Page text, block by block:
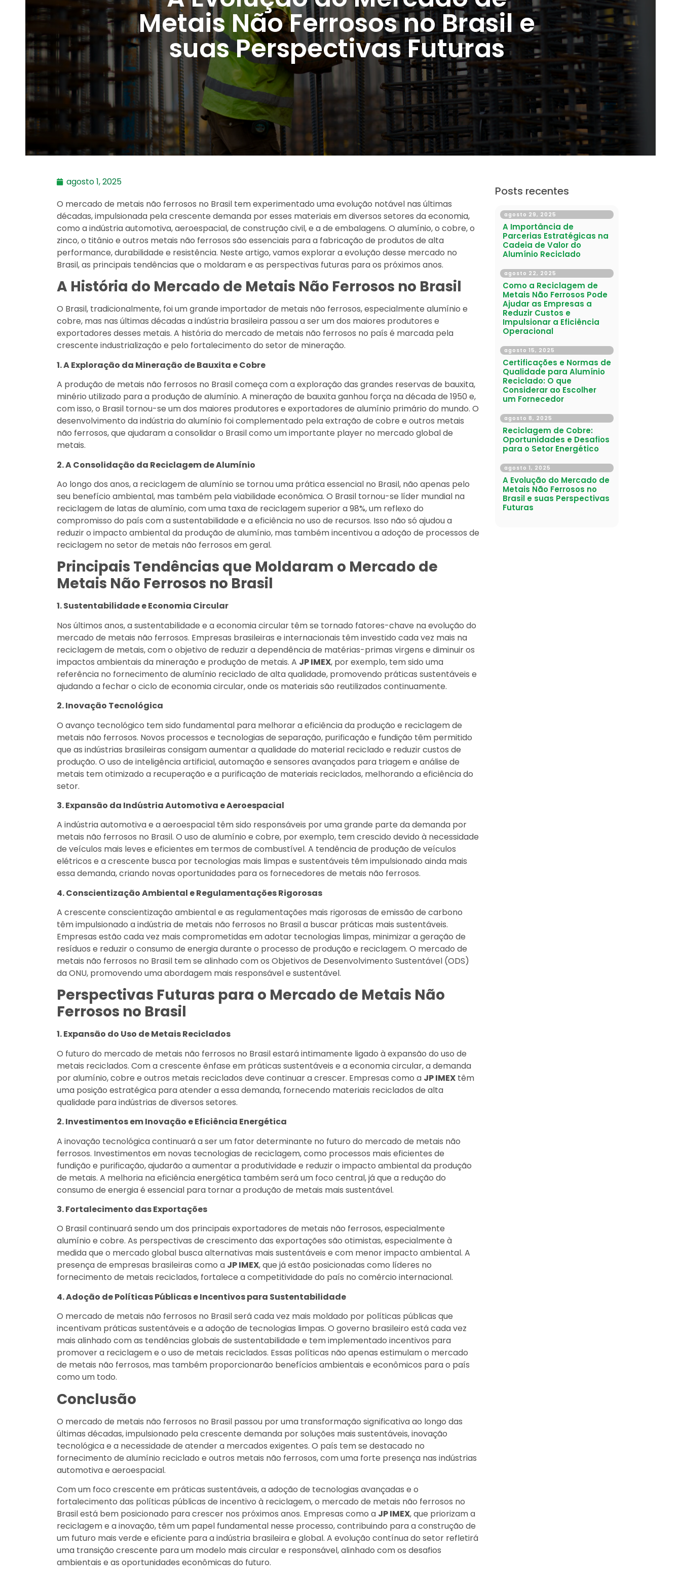
Metais Não Ferrosos no Brasil e
suas Perspectivas Futuras
agosto 1, 2025
O mercado de metais não ferrosos no Brasil tem experimentado uma evolução notável nas últimas
décadas, impulsionada pela crescente demanda por esses materiais em diversos setores da economia,
como a indústria automotiva, aeroespacial, de construção civil, e a de embalagens. O alumínio, o cobre, o
zinco, o titânio e outros metais não ferrosos são essenciais para a fabricação de produtos de alta
performance, durabilidade e resistência. Neste artigo, vamos explorar a evolução desse mercado no
Brasil, as principais tendências que o moldaram e as perspectivas futuras para os próximos anos.
A História do Mercado de Metais Não Ferrosos no Brasil
O Brasil, tradicionalmente, foi um grande importador de metais não ferrosos, especialmente alumínio e
cobre, mas nas últimas décadas a indústria brasileira passou a ser um dos maiores produtores e
exportadores desses metais. A história do mercado de metais não ferrosos no país é marcada pela
crescente industrialização e pelo fortalecimento do setor de mineração.
1. A Exploração da Mineração de Bauxita e Cobre
A produção de metais não ferrosos no Brasil começa com a exploração das grandes reservas de bauxita,
minério utilizado para a produção de alumínio. A mineração de bauxita ganhou força na década de 1950 e,
com isso, o Brasil tornou-se um dos maiores produtores e exportadores de alumínio primário do mundo. O
desenvolvimento da indústria do alumínio foi complementado pela extração de cobre e outros metais
não ferrosos, que ajudaram a consolidar o Brasil como um importante player no mercado global de
metais.
2. A Consolidação da Reciclagem de Alumínio
Ao longo dos anos, a reciclagem de alumínio se tornou uma prática essencial no Brasil, não apenas pelo
seu benefício ambiental, mas também pela viabilidade econômica. O Brasil tornou-se líder mundial na
reciclagem de latas de alumínio, com uma taxa de reciclagem superior a 98%, um reflexo do
compromisso do país com a sustentabilidade e a eficiência no uso de recursos. Isso não só ajudou a
reduzir o impacto ambiental da produção de alumínio, mas também incentivou a adoção de processos de
reciclagem no setor de metais não ferrosos em geral.
Principais Tendências que Moldaram o Mercado de
Metais Não Ferrosos no Brasil
1. Sustentabilidade e Economia Circular
Nos últimos anos, a sustentabilidade e a economia circular têm se tornado fatores-chave na evolução do
mercado de metais não ferrosos. Empresas brasileiras e internacionais têm investido cada vez mais na
reciclagem de metais, com o objetivo de reduzir a dependência de matérias-primas virgens e diminuir os
impactos ambientais da mineração e produção de metais. A JP IMEX, por exemplo, tem sido uma
referência no fornecimento de alumínio reciclado de alta qualidade, promovendo práticas sustentáveis e
ajudando a fechar o ciclo de economia circular, onde os materiais são reutilizados continuamente.
2. Inovação Tecnológica
O avanço tecnológico tem sido fundamental para melhorar a eficiência da produção e reciclagem de
metais não ferrosos. Novos processos e tecnologias de separação, purificação e fundição têm permitido
que as indústrias brasileiras consigam aumentar a qualidade do material reciclado e reduzir custos de
produção. O uso de inteligência artificial, automação e sensores avançados para triagem e análise de
metais tem otimizado a recuperação e a purificação de materiais reciclados, melhorando a eficiência do
setor.
3. Expansão da Indústria Automotiva e Aeroespacial
A indústria automotiva e a aeroespacial têm sido responsáveis por uma grande parte da demanda por
metais não ferrosos no Brasil. O uso de alumínio e cobre, por exemplo, tem crescido devido à necessidade
de veículos mais leves e eficientes em termos de combustível. A tendência de produção de veículos
elétricos e a crescente busca por tecnologias mais limpas e sustentáveis têm impulsionado ainda mais
essa demanda, criando novas oportunidades para os fornecedores de metais não ferrosos.
4. Conscientização Ambiental e Regulamentações Rigorosas
A crescente conscientização ambiental e as regulamentações mais rigorosas de emissão de carbono
têm impulsionado a indústria de metais não ferrosos no Brasil a buscar práticas mais sustentáveis.
Empresas estão cada vez mais comprometidas em adotar tecnologias limpas, minimizar a geração de
resíduos e reduzir o consumo de energia durante o processo de produção e reciclagem. O mercado de
metais não ferrosos no Brasil tem se alinhado com os Objetivos de Desenvolvimento Sustentável (ODS)
da ONU, promovendo uma abordagem mais responsável e sustentável.
Perspectivas Futuras para o Mercado de Metais Não
Ferrosos no Brasil
1. Expansão do Uso de Metais Reciclados
O futuro do mercado de metais não ferrosos no Brasil estará intimamente ligado à expansão do uso de
metais reciclados. Com a crescente ênfase em práticas sustentáveis e a economia circular, a demanda
por alumínio, cobre e outros metais reciclados deve continuar a crescer. Empresas como a JP IMEX têm
uma posição estratégica para atender a essa demanda, fornecendo materiais reciclados de alta
qualidade para indústrias de diversos setores.
2. Investimentos em Inovação e Eficiência Energética
A inovação tecnológica continuará a ser um fator determinante no futuro do mercado de metais não
ferrosos. Investimentos em novas tecnologias de reciclagem, como processos mais eficientes de
fundição e purificação, ajudarão a aumentar a produtividade e reduzir o impacto ambiental da produção
de metais. A melhoria na eficiência energética também será um foco central, já que a redução do
consumo de energia é essencial para tornar a produção de metais mais sustentável.
3. Fortalecimento das Exportações
O Brasil continuará sendo um dos principais exportadores de metais não ferrosos, especialmente
alumínio e cobre. As perspectivas de crescimento das exportações são otimistas, especialmente à
medida que o mercado global busca alternativas mais sustentáveis e com menor impacto ambiental. A
presença de empresas brasileiras como a JP IMEX, que já estão posicionadas como líderes no
fornecimento de metais reciclados, fortalece a competitividade do país no comércio internacional.
4. Adoção de Políticas Públicas e Incentivos para Sustentabilidade
O mercado de metais não ferrosos no Brasil será cada vez mais moldado por políticas públicas que
incentivam práticas sustentáveis e a adoção de tecnologias limpas. O governo brasileiro está cada vez
mais alinhado com as tendências globais de sustentabilidade e tem implementado incentivos para
promover a reciclagem e o uso de metais reciclados. Essas políticas não apenas estimulam o mercado
de metais não ferrosos, mas também proporcionarão benefícios ambientais e econômicos para o país
como um todo.
Conclusão
O mercado de metais não ferrosos no Brasil passou por uma transformação significativa ao longo das
últimas décadas, impulsionado pela crescente demanda por soluções mais sustentáveis, inovação
tecnológica e a necessidade de atender a mercados exigentes. O país tem se destacado no
fornecimento de alumínio reciclado e outros metais não ferrosos, com uma forte presença nas indústrias
automotiva e aeroespacial.
Com um foco crescente em práticas sustentáveis, a adoção de tecnologias avançadas e o
fortalecimento das políticas públicas de incentivo à reciclagem, o mercado de metais não ferrosos no
Brasil está bem posicionado para crescer nos próximos anos. Empresas como a JP IMEX, que priorizam a
reciclagem e a inovação, têm um papel fundamental nesse processo, contribuindo para a construção de
um futuro mais verde e eficiente para a indústria brasileira e global. A evolução contínua do setor refletirá
uma transição crescente para um modelo mais circular e responsável, alinhado com os desafios
ambientais e as oportunidades econômicas do futuro.
Posts recentes
A Importância de
Parcerias Estratégicas na
Cadeia de Valor do
Alumínio Reciclado
agosto 29, 2025
Como a Reciclagem de
Metais Não Ferrosos Pode
Ajudar as Empresas a
Reduzir Custos e
Impulsionar a Eficiência
Operacional
agosto 22, 2025
Certificações e Normas de
Qualidade para Alumínio
Reciclado: O que
Considerar ao Escolher
um Fornecedor
agosto 15, 2025
Reciclagem de Cobre:
Oportunidades e Desafios
para o Setor Energético
agosto 8, 2025
A Evolução do Mercado de
Metais Não Ferrosos no
Brasil e suas Perspectivas
Futuras
agosto 1, 2025